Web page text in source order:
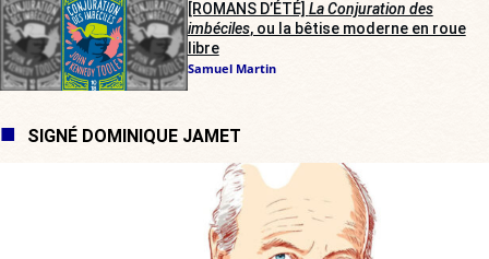
[ROMANS D’ÉTÉ] La Conjuration des
imbéciles, ou la bêtise moderne en roue
libre
Samuel Martin
SIGNÉ DOMINIQUE JAMET